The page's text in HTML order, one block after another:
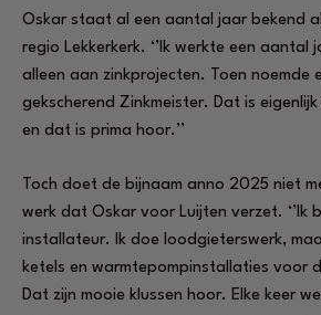
Oskar staat al een aantal jaar bekend
regio Lekkerkerk. ‘’Ik werkte een aantal
alleen aan zinkprojecten. Toen noemde
gekscherend Zinkmeister. Dat is
en dat is prima hoor.’’
Toch doet de bijnaam anno 2025 niet
werk dat Oskar voor Luijten verzet. ‘’Ik
installateur. Ik doe loodgieterswerk,
ketels en warmtepompinstallaties voor
Dat zijn mooie klussen hoor. Elke keer